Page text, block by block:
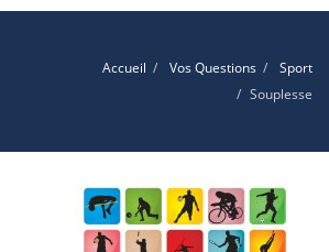
Accueil Vos Questions
Sport
Souplesse